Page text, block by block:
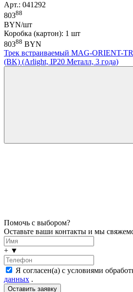
Арт.: 041292
80388
BYN/шт
Коробка (картон): 1 шт
80388 BYN
Трек встраиваемый MAG-ORIENT-
(BK) (Arlight, IP20 Металл, 3 года)
Помочь с выбором?
Оставьте ваши контакты и мы
+ ▼
Я согласен(а) с условиями
данных .